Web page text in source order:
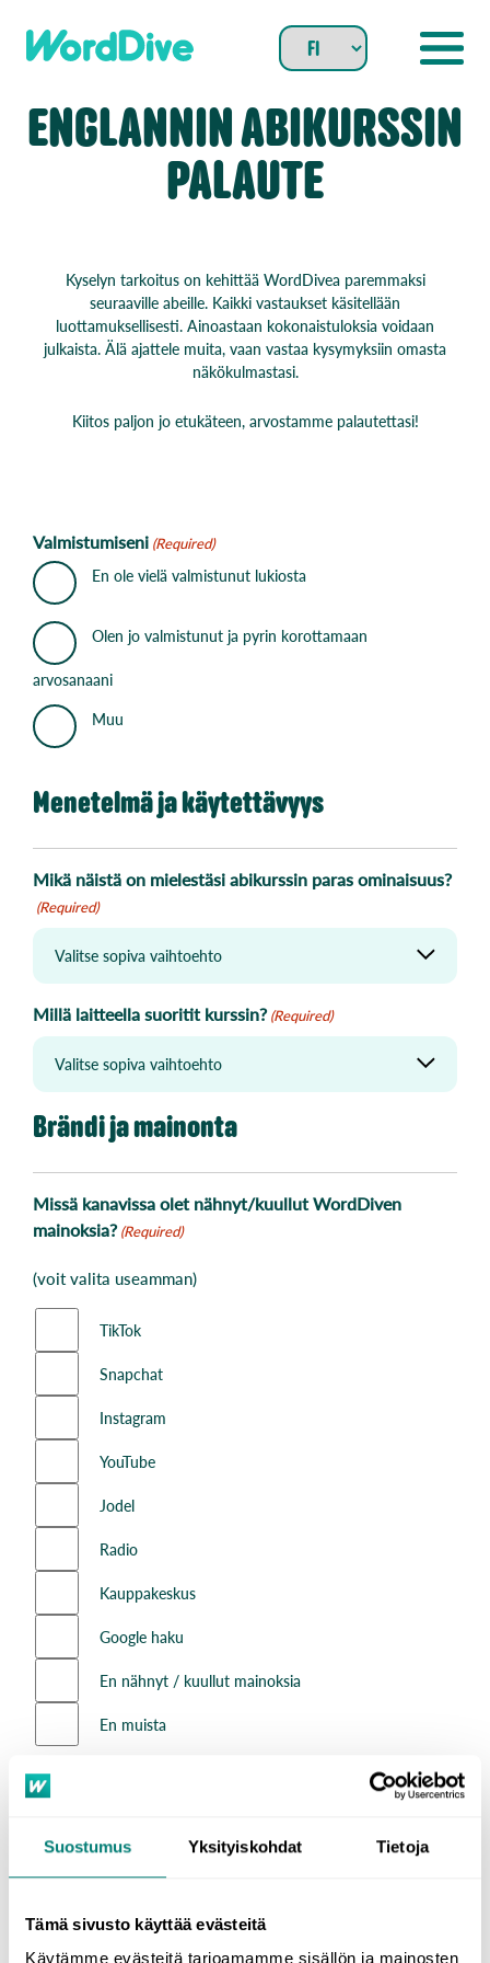
Suostumus Yksityiskohdat Tietoja
Tämä sivusto käyttää evästeitä
Käytämme evästeitä tarjoamamme sisällön ja mainosten
content
ENGLANNIN ABIKURSSIN
PALAUTE
Kyselyn tarkoitus on kehittää WordDivea paremmaksi
seuraaville abeille. Kaikki vastaukset käsitellään
luottamuksellisesti. Ainoastaan kokonaistuloksia voidaan
julkaista. Älä ajattele muita, vaan vastaa kysymyksiin omasta
näkökulmastasi.
Kiitos paljon jo etukäteen, arvostamme palautettasi!
Valmistumiseni (Required)
En ole vielä valmistunut lukiosta
Olen jo valmistunut ja pyrin korottamaan
arvosanaani
Muu
Menetelmä ja käytettävyys
Mikä näistä on mielestäsi abikurssin paras ominaisuus?
(Required)
Millä laitteella suoritit kurssin? (Required)
Brändi ja mainonta
Missä kanavissa olet nähnyt/kuullut WordDiven
mainoksia? (Required)
(voit valita useamman)
TikTok
Snapchat
Instagram
YouTube
Jodel
Radio
Kauppakeskus
Google haku
En nähnyt / kuullut mainoksia
En muista
Mitä mieltä olet abikurssien mainonnasta?